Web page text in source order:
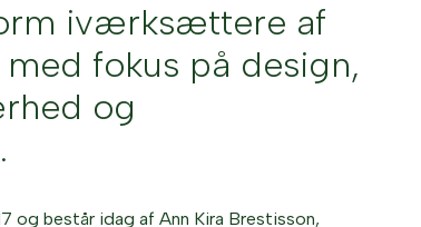
iværksættere af
fokus på design,
og
og består idag af Ann Kira Brestisson,